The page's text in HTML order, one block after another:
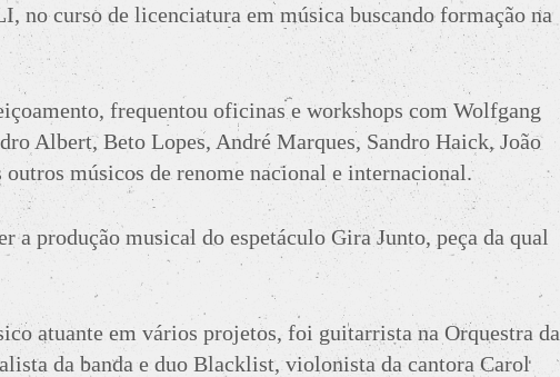
no curso de licenciatura em música buscando formação na
frequentou oficinas e workshops com Wolfgang
Albert, Beto Lopes, André Marques, Sandro Haick, João
músicos de renome nacional e internacional.
a produção musical do espetáculo Gira Junto, peça da qual
atuante em vários projetos, foi guitarrista na Orquestra da
da banda e duo Blacklist, violonista da cantora Carol